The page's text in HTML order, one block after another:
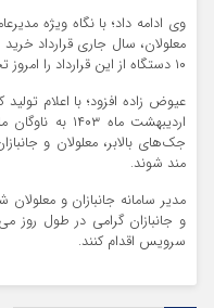
وی ادامه داد؛ با نگاه ویژه
۱۰ دستگاه از این قرارداد را امروز تحویل گرفتیم.
عیوض زاده افزود؛ با اعلام
اردیبهشت ماه
جک‌های بالابر، معلولان و
مند شوند.
مدیر سامانه جانبازان و
سرویس اقدام کنند.